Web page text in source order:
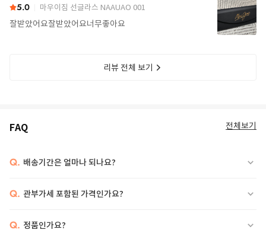
5.0 마우이짐 선글라스 NAAUAO 001
잘받았어요잘받았어요너무좋아요
리뷰 전체 보기
FAQ 전체보기
Q. 배송기간은 얼마나 되나요?
Q. 관부가세 포함된 가격인가요?
Q. 정품인가요?